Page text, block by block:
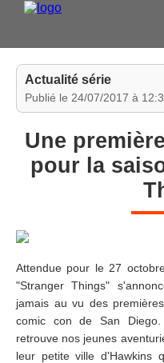
Actualité série
Publié le 24/07/2017 à
Une
pour la
Attendue pour le 27
"Stranger Things"
jamais au vu des
comic con de San
retrouve nos jeunes
leur petite ville d'Hawkins